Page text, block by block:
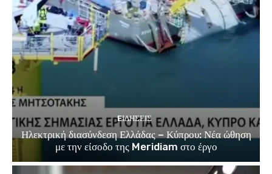
EΙΔΗΣΕΙΣ
Ηλεκτρική διασύνδεση Ελλάδας – Κύπρου: Νέα ώθηση
με την είσοδο της Meridiam στο έργο